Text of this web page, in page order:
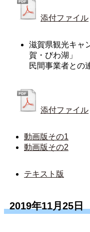
添付ファイル
滋賀県観光キャ
賀・びわ湖」
民間事業者との
添付ファイル
動画版その1
動画版その2
テキスト版
2019年11月25日